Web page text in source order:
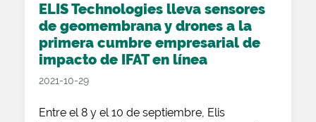
ELIS Technologies lleva sensores
de geomembrana y drones a la
primera cumbre empresarial de
impacto de IFAT en línea
2021-10-29
Entre el 8 y el 10 de septiembre, Elis